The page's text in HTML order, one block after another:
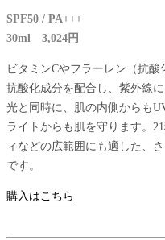
SPF50 / PA+++
30ml 3,024円
ビタミンCやフラーレン（抗
抗酸化成分を配合し、紫外線
光と同時に、肌の内側からも
ライトからも肌を守ります。
ィなどの広範囲にも適した、
です。
購入はこちら